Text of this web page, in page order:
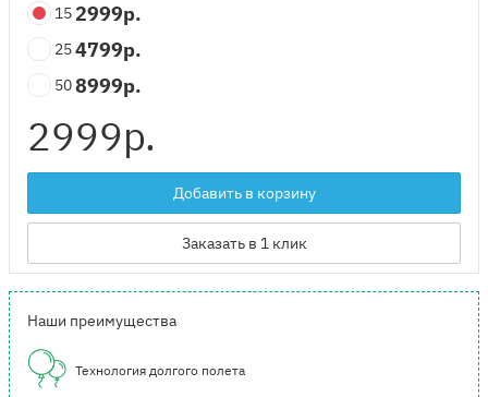
15 2999р.
254799р.
508999р.
2999р.
Добавить в корзину
Заказать в 1 клик
Наши преимущества
Технология долгого полета